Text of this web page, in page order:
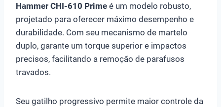
Hammer CHI-610 Prime é um modelo robusto,
projetado para oferecer máximo desempenho e
durabilidade. Com seu mecanismo de martelo
duplo, garante um torque superior e impactos
precisos, facilitando a remoção de parafusos
travados.
Seu gatilho progressivo permite maior controle da